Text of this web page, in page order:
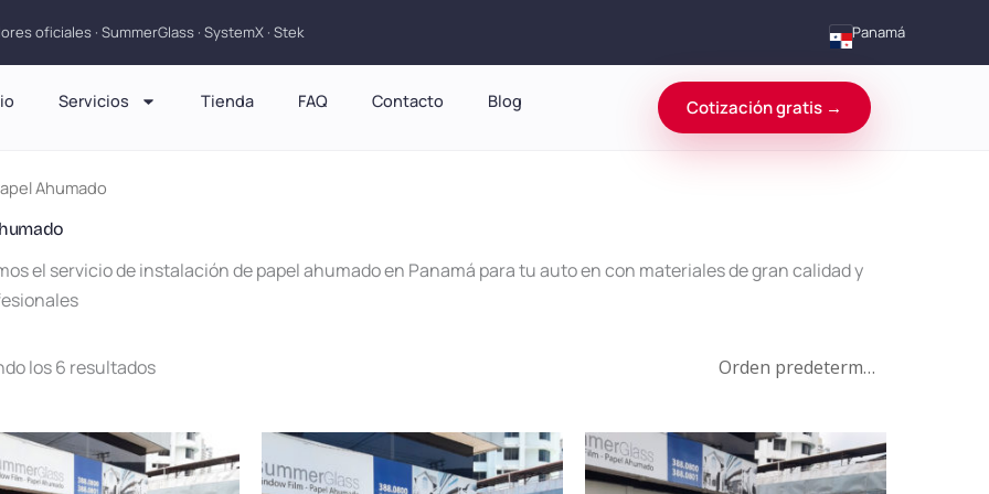
oficiales · SummerGlass · SystemX · Stek Panamá
Servicios Tienda FAQ Contacto Blog Cotización gratis →
Ahumado
el servicio de instalación de papel ahumado en Panamá para tu auto en con materiales de gran calidad y
los 6 resultados
Rango
de
precios:
Este
producto
Rango
de
precios:
Este
producto
Rango
de
precios:
Este
producto